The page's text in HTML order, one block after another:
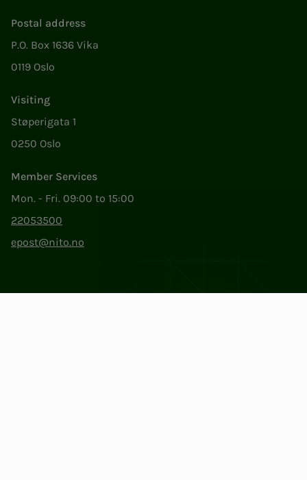
Postal address
P.O. Box 1636 Vika
0119 Oslo
Visiting
Støperigata 1
0250 Oslo
Member Services
Mon. - Fri. 09:00 to 15:00
22053500
epost@nito.no